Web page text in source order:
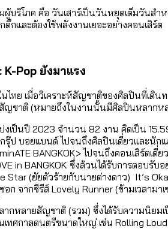
บริโภค คือ วันเสาร์เป็นวันหยุดเต็มวั
กและต้องใช้พลังงานเยอะอย่างคอนเสิร์ต
Pop ยังมาแรง
ไทย เมื่อวิเคราะห์สัญชาติของศิลปินที่เดิ
ญชาติ (หมายถึงในงานนั้นมีศิลปินหลาก
งเป็นปี 2023 จำนวน 82 งาน คิดเป็น
ป บอยแบนด์ ไปจนถึงศิลปินเดี่ยวและนักแ
BANGKOK> ไปจนถึงคอนเสิร์ตเดี่
in BANGKOK ซึ่งล้วนได้รับการต
Star (ยัยตัวร้ายกับนายต่างดาว) It’s
ก จากซีรีส์ Lovely Runner (ข้ามเวลามา
กหลายสัญชาติ (รวม) ซึ่งได้รับความนิย
ศกาลดนตรีขนาดใหญ่ เช่น Rolling Loud